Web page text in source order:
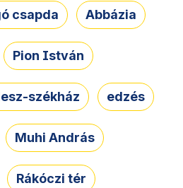
csapda Abbázia
Pion István
székház edzés
Muhi András
Rákóczi tér